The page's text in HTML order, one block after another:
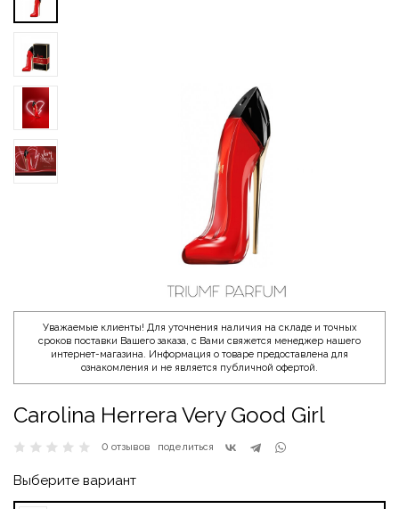
Уважаемые клиенты! Для уточнения наличия на складе и точных
сроков поставки Вашего заказа, с Вами свяжется менеджер нашего
интернет-магазина. Информация о товаре предоставлена для
ознакомления и не является публичной офертой.
Carolina Herrera Very Good Girl
0 отзывов поделиться
Выберите вариант